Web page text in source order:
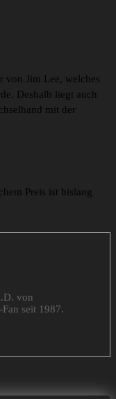
von Jim Lee, welches
Deshalb liegt auch
mit der
Preis ist bislang
von
seit 1987.